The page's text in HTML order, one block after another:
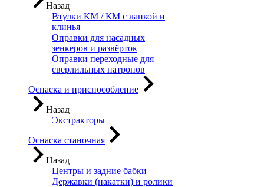
Назад
Втулки КМ / КМ с лапкой и
клинья
Оправки для насадных
зенкеров и развёрток
Оправки переходные для
сверлильных патронов
Оснаска и приспособление
Назад
Экстракторы
Оснаска станочная
Назад
Центры и задние бабки
Державки (накатки) и ролики